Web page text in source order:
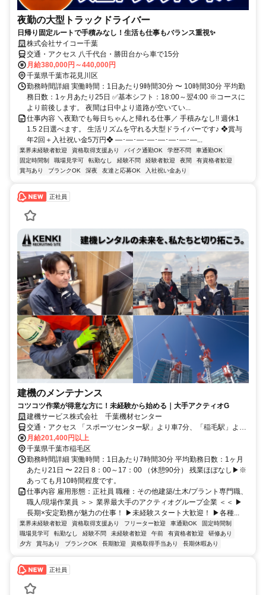
夜勤の大型トラックドライバー
日帰り固定ルートで手積みなし！生活も仕事もバランス重視✨
株式会社サイコー千葉
交通・アクセス 八千代台・勝田台から車で15分
月給380,000円～440,000円
千葉県千葉市花見川区
勤務時間詳細 実働時間：1日あたり9時間30分 〜 10時間30分 平均勤
務日数：1ヶ月あたり25日 ✅基本シフト：18:00～翌4:00 ※コースに
より前後します。 夜間は日中より道路が空いてい...
仕事内容 ＼夜勤でも毎日ちゃんと帰れる仕事／ 手積みなし!! 週休1
1.5 2日選べます。 生活リズムを守れる大型ドライバーです♪ ❖賞与
年2回＋入社祝い金5万円❖ ―･―･―･―･―･―･―･―...
業界未経験者歓迎 資格取得支援あり バイク通勤OK 学歴不問
車通勤OK
固定時間制
職場見学可 転勤なし 経験不問 経験者歓迎 夜間
有資格者歓迎
賞与あり
ブランクOK 深夜 友達と応募OK 入社祝い金あり
正社員
建機のメンテナンス
コツコツ作業が得意な方に！未経験から始める｜大手アクティオG
建機サービス株式会社 千葉機材センター
交通・アクセス 「スポーツセンター駅」より車7分、「稲毛駅」より
車18分 ★車通勤OK（千葉北ICより車3～5分）※駐車場あり
月給201,400円以上
千葉県千葉市稲毛区
勤務時間詳細 実働時間：1日あたり7時間30分 平均勤務日数：1ヶ月
あたり21日 〜 22日 8：00～17：00 （休憩90分） 残業ほぼなし▶※
あっても月10時間程度です。
仕事内容 雇用形態：正社員 職種：その他建築/土木/プラント専門職、
職人/現場作業員 ＞＞ 業界最大手のアクティオグループ企業 ＜＜ ▶
長期×安定勤務が魅力の仕事！ ▶未経験スタート大歓迎！ ▶各種...
業界未経験者歓迎 資格取得支援あり フリーター歓迎 車通勤OK
固定時間制
職場見学可
転勤なし 経験不問 未経験者歓迎 午前 有資格者歓迎
研修あり
夕方
賞与あり ブランクOK 長期歓迎 資格取得手当あり 長期休暇あり
正社員